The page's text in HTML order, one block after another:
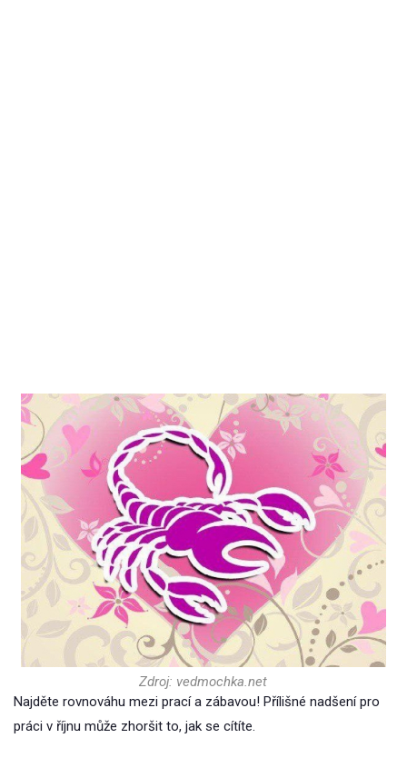
Zdroj: vedmochka.net
Najděte rovnováhu mezi prací a zábavou! Přílišné nadšení pro
práci v říjnu může zhoršit to, jak se cítíte.